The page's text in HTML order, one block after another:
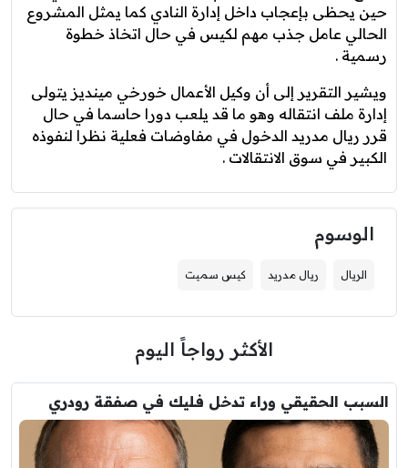
حين يحظى بإعجاب داخل إدارة النادي كما يمثل المشروع
الحالي عامل جذب مهم لكيس في حال اتخاذ خطوة
رسمية .
ويشير التقرير إلى أن وكيل الأعمال خورخي مينديز يتولى
إدارة ملف انتقاله وهو ما قد يلعب دورا حاسما في حال
قرر ريال مدريد الدخول في مفاوضات فعلية نظرا لنفوذه
الكبير في سوق الانتقالات .
الوسوم
الريال ريال مدريد كيس سميت
الأكثر رواجاً اليوم
السبب الحقيقي وراء تدخل فليك في صفقة رودري